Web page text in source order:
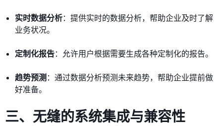
实时数据分析：提供实时的数据分析，帮助企业及时了解
业务状况。
定制化报告：允许用户根据需要生成各种定制化的报告。
趋势预测 ：通过数据分析预测未来趋势，帮助企业提前做
好准备。
三、无缝的系统集成与兼容性